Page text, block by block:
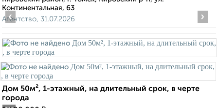
Континентальная, 63
Агентство, 31.07.2026
‹ ›
Дом 50м², 1-этажный, на длительный срок, в черте
города